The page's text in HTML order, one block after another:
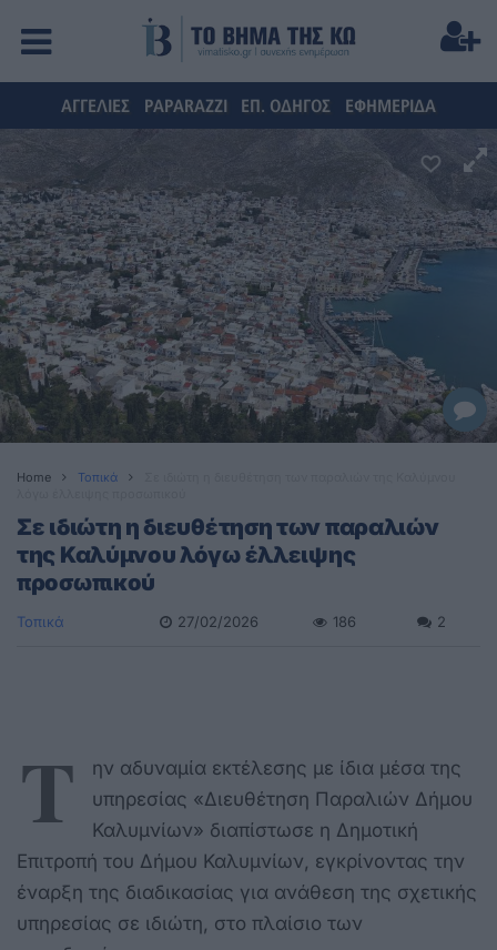
ΑΓΓΕΛΙΕΣ PAPARAZZI ΕΠ. ΟΔΗΓΟΣ ΕΦΗΜΕΡΙΔΑ
Home Τοπικά
Σε ιδιώτη η διευθέτηση των παραλιών
της Καλύμνου λόγω έλλειψης
προσωπικού
Τοπικά 27/02/2026 186 2
Τ
ην αδυναμία εκτέλεσης με ίδια μέσα της
υπηρεσίας «Διευθέτηση Παραλιών Δήμου
Καλυμνίων» διαπίστωσε η Δημοτική
Επιτροπή του Δήμου Καλυμνίων, εγκρίνοντας την
έναρξη της διαδικασίας για ανάθεση της σχετικής
υπηρεσίας σε ιδιώτη, στο πλαίσιο των